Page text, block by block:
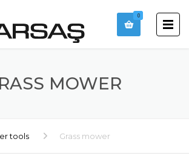
0
MOWER
tools Grass mower